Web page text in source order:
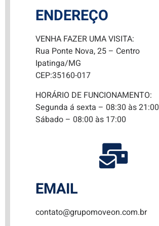
ENDEREÇO
VENHA FAZER UMA VISITA:
Rua Ponte Nova, 25 – Centro
Ipatinga/MG
CEP:35160-017
HORÁRIO DE FUNCIONAMENTO:
Segunda á sexta – 08:30 às 21:00
Sábado – 08:00 às 17:00
EMAIL
contato@grupomoveon.com.br